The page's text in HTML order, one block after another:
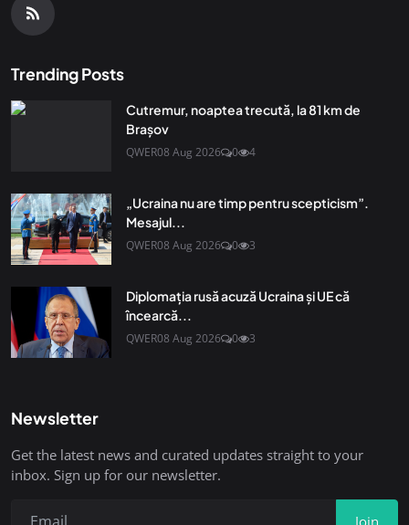
Trending Posts
Cutremur, noaptea trecută, la 81 km de
Brașov
QWER08 Aug 2026 0 4
„Ucraina nu are timp pentru scepticism”.
Mesajul...
QWER08 Aug 2026 0 3
Diplomaţia rusă acuză Ucraina şi UE că
încearcă...
QWER08 Aug 2026 0 3
Newsletter
Get the latest news and curated updates straight to your
inbox. Sign up for our newsletter.
Join